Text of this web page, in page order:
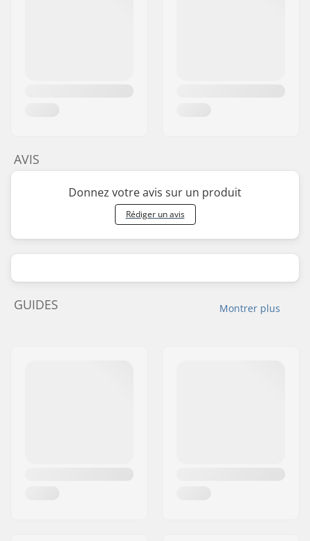
AVIS
Donnez votre avis sur un produit
Rédiger un avis
Montrer plus
GUIDES